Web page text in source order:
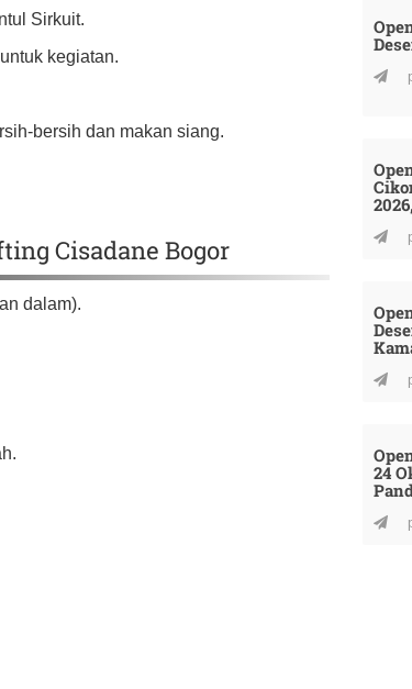
Sirkuit.
kegiatan.
bersih dan makan siang.
Cisadane Bogor
dalam).
24